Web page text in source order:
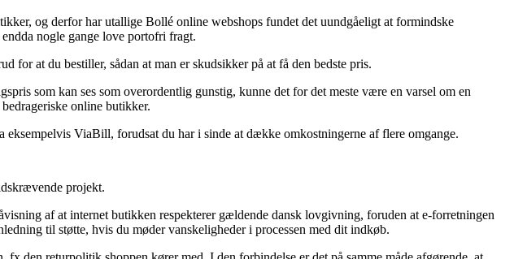
og derfor har utallige Bollé online webshops fundet det uundgåeligt at formindske
nogle gange love portofri fragt.
at du bestiller, sådan at man er skudsikker på at få den bedste pris.
som kan ses som overordentlig gunstig, kunne det for det meste være en varsel om en
online butikker.
ViaBill, forudsat du har i sinde at dække omkostningerne af flere omgange.
projekt.
af at internet butikken respekterer gældende dansk lovgivning, foruden at e-forretningen
til støtte, hvis du møder vanskeligheder i processen med dit indkøb.